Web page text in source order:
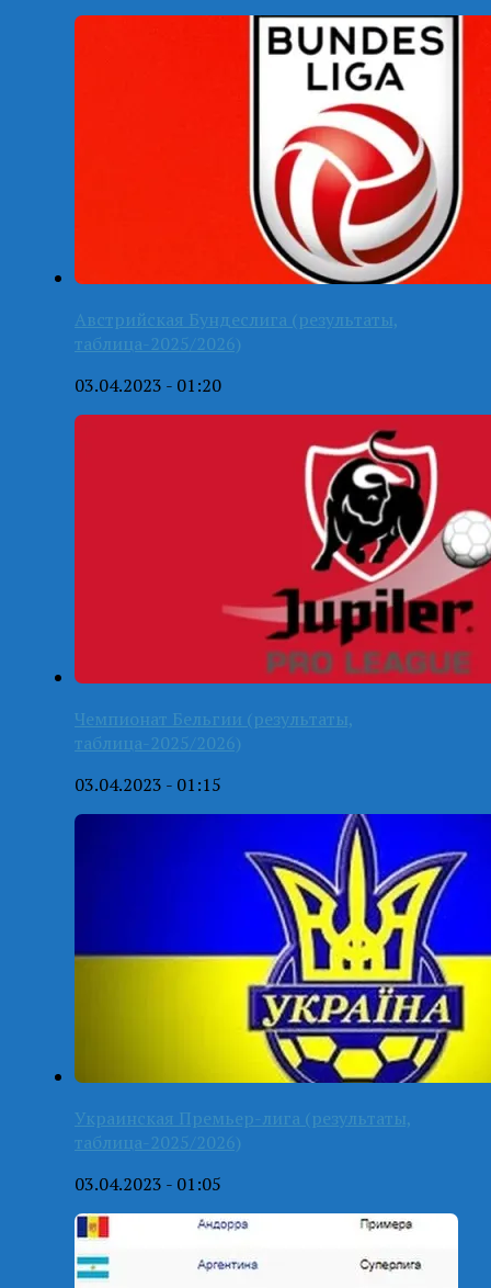
Австрийская Бундеслига (результаты,
таблица-2025/2026)
03.04.2023 - 01:20
Чемпионат Бельгии (результаты,
таблица-2025/2026)
03.04.2023 - 01:15
Украинская Премьер-лига (результаты,
таблица-2025/2026)
03.04.2023 - 01:05